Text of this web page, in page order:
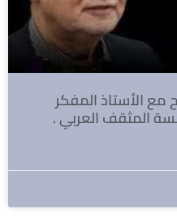
مع الأستاذ المفكر
المثقف العربي .